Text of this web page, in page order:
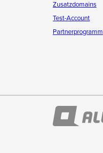
Zusatzdomains
Test-Account
Partnerprogramm